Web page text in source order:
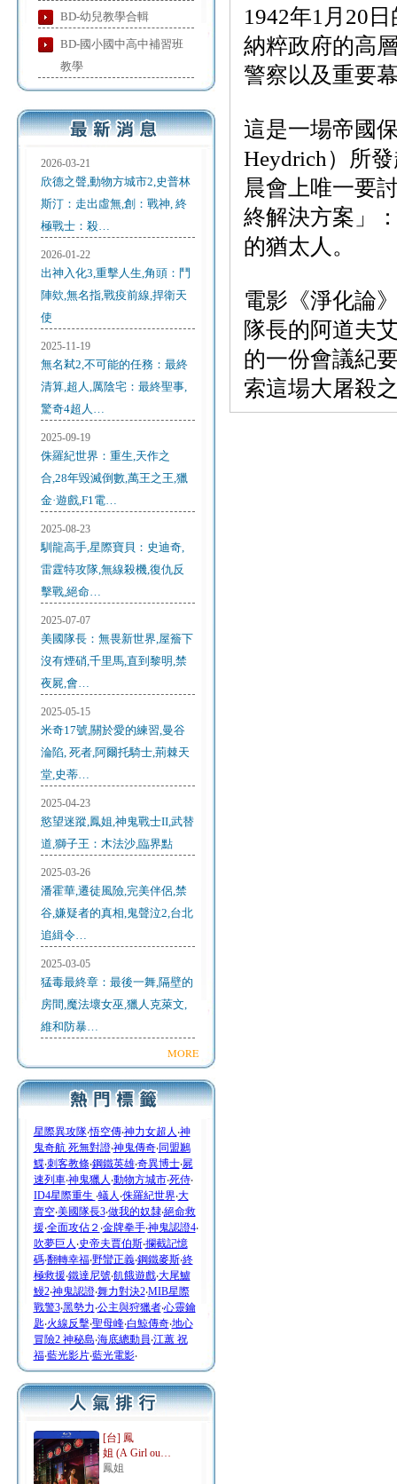
BD-幼兒教學合輯
BD-國小國中高中補習班
教學
2026-03-21
欣德之聲,動物方城市2,史普林
斯汀：走出虛無,創：戰神, 終
極戰士：殺…
2026-01-22
出神入化3,重擊人生,角頭：鬥
陣欸,無名指,戰疫前線,捍衛天
使
2025-11-19
無名弒2,不可能的任務：最終
清算,超人,厲陰宅：最終聖事,
驚奇4超人…
2025-09-19
侏羅紀世界：重生,天作之
合,28年毀滅倒數,萬王之王,獵
金·遊戲,F1電…
2025-08-23
馴龍高手,星際寶貝：史迪奇,
雷霆特攻隊,無線殺機,復仇反
擊戰,絕命…
2025-07-07
美國隊長：無畏新世界,屋簷下
沒有煙硝,千里馬,直到黎明,禁
夜屍,會…
2025-05-15
米奇17號,關於愛的練習,曼谷
淪陷, 死者,阿爾托騎士,荊棘天
堂,史蒂…
2025-04-23
慾望迷蹤,鳳姐,神鬼戰士II,武替
道,獅子王：木法沙,臨界點
2025-03-26
潘霍華,遷徒風險,完美伴侶,禁
谷,嫌疑者的真相,鬼聲泣2,台北
追緝令…
2025-03-05
猛毒最終章：最後一舞,隔壁的
房間,魔法壞女巫,獵人克萊文,
維和防暴…
MORE
星際異攻隊‧悟空傳‧神力女超人 ‧神
鬼奇航 死無對證‧神鬼傳奇‧同盟鶼
鰈‧刺客教條‧鋼鐵英雄‧奇異博士‧屍
速列車‧神鬼獵人 ‧動物方城市‧死侍‧
ID4星際重生 ‧蟻人 ‧侏羅紀世界‧大
賣空‧美國隊長3‧做我的奴隸‧絕命救
援‧全面攻佔２ ‧金牌拳手‧神鬼認證4‧
吹夢巨人 ‧史帝夫賈伯斯‧攔截記憶
碼‧翻轉幸福‧野蠻正義‧鋼鐵麥斯‧終
極救援‧鐵達尼號‧飢餓遊戲‧大尾鱸
鰻2‧神鬼認證‧舞力對決2‧MIB星際
戰警3‧黑勢力‧公主與狩獵者‧心靈鑰
匙‧火線反擊‧聖母峰‧白鯨傳奇‧地心
冒險2 神秘島‧海底總動員‧江蕙 祝
福‧藍光影片‧藍光電影‧
[台] 鳳
姐 (A Girl ou…
鳳姐
1942年1月20
納粹政府的高
警察以及重要
這是一場帝國
Heydrich）所
晨會上唯一要
終解決方案」
的猶太人。
電影《淨化論
隊長的阿道夫
的一份會議紀
索這場大屠殺